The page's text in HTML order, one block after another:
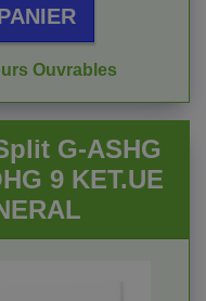
Ouvrables
G-ASHG
9 KET.UE